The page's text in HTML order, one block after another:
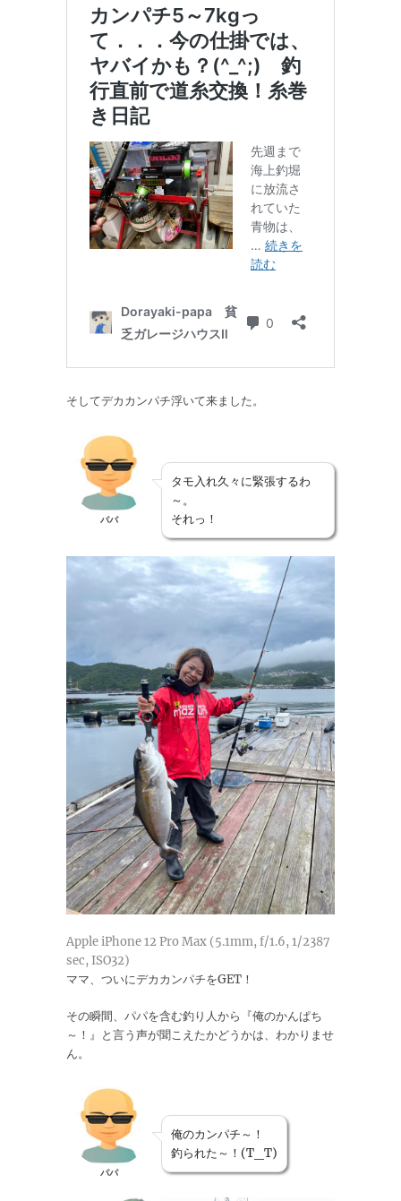
そしてデカカンパチ浮いて来ました。
パパ
タモ入れ久々に緊張するわ
～。
それっ！
Apple iPhone 12 Pro Max (5.1mm, f/1.6, 1/2387
sec, ISO32)
ママ、ついにデカカンパチをGET！
その瞬間、パパを含む釣り人から『俺のかんぱち
～！』と言う声が聞こえたかどうかは、わかりませ
ん。
パパ
俺のカンパチ～！
釣られた～！(T_T)